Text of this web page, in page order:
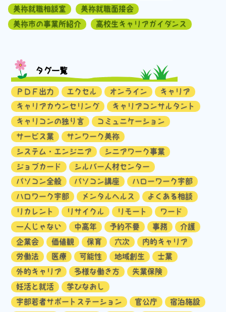
美祢就職相談室
美祢就職面接会
美祢市の事業所紹介
高校生キャリアガイダンス
タグ一覧
ＰＤＦ出力 エクセル オンライン
キャリア
キャリアカウンセリング
キャリアコンサルタント
キャリコンの独り言
コミュニケーション
サービス業
サンワーク美祢
システム・エンジニア
シニアワーク事業
ジョブカード
シルバー人材センター
パソコン全般
パソコン講座
ハローワーク宇部
ハロワーク宇部
メンタルヘルス
よくある相談
リカレント
リサイクル リモート
ワード
一人じゃない
中高年 予約不要 事務
介護
企業会
価値観 保育 六次
内的キャリア
労働法
医療 可能性 地域創生
士業
外的キャリア
多様な働き方
失業保険
妊活と就活
学びなおし
宇部若者サポートステーション
官公庁
宿泊施設